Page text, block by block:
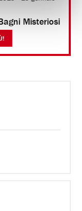
Misteriosi